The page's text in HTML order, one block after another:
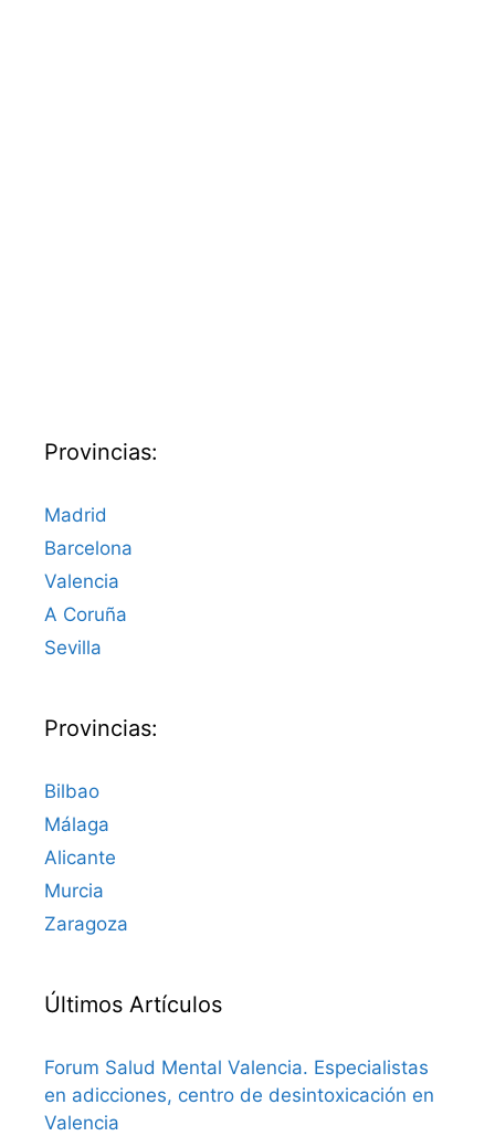
Provincias:
Madrid
Barcelona
Valencia
A Coruña
Sevilla
Provincias:
Bilbao
Málaga
Alicante
Murcia
Zaragoza
Últimos Artículos
Forum Salud Mental Valencia. Especialistas
en adicciones, centro de desintoxicación en
Valencia